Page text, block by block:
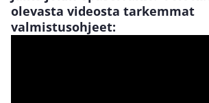
olevasta videosta tarkemmat
valmistusohjeet: